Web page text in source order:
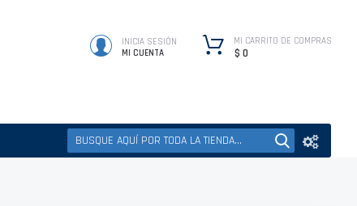
INICIA SESIÓN
MI CUENTA
MI CARRITO DE COMPRAS
$ 0